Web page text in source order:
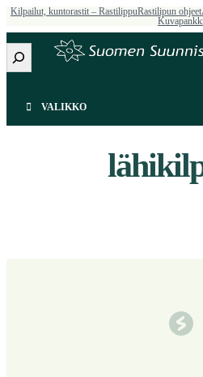
Siirry
sisältöön
Kilpailut, kuntorastit – RastilippuRastilipun ohjeet
Etsi
VALIKKO